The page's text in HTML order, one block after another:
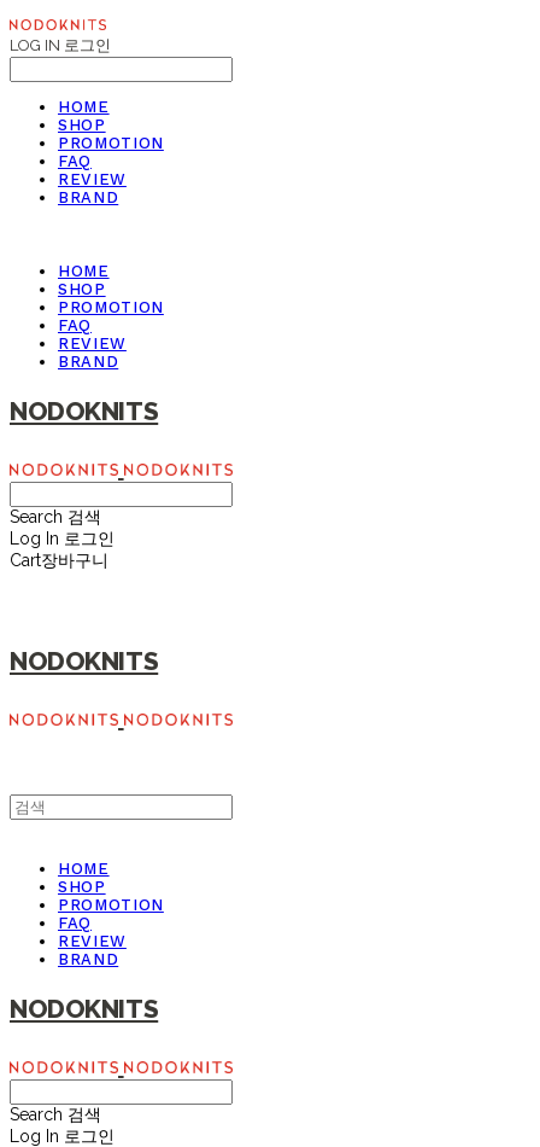
LOG IN 로그인
HOME
SHOP
PROMOTION
FAQ
REVIEW
BRAND
HOME
SHOP
PROMOTION
FAQ
REVIEW
BRAND
NODOKNITS
Search 검색
Log In 로그인
Cart장바구니
NODOKNITS
HOME
SHOP
PROMOTION
FAQ
REVIEW
BRAND
NODOKNITS
Search 검색
Log In 로그인